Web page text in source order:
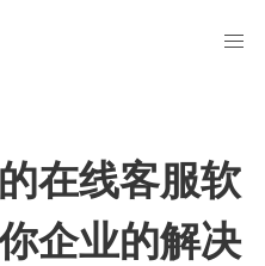
在线客服软
企业的解决